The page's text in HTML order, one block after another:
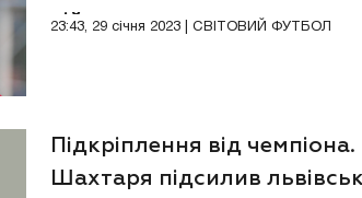
війну
23:43, 29 січня 2023 | СВІТОВИЙ ФУТБОЛ
Підкріплення від
Шахтаря підсилив